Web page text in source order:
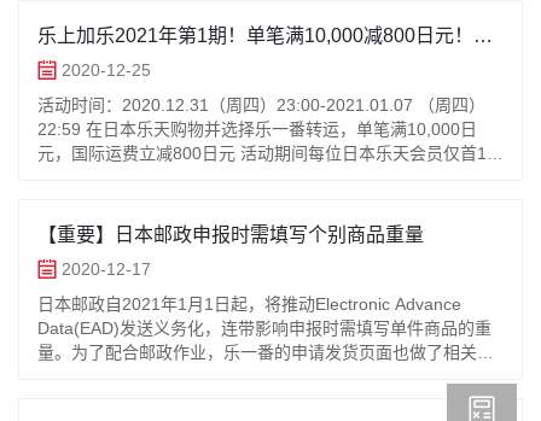
乐上加乐2021年第1期！单笔满10,000减800日元！每
账号最多15次！
2020-12-25
活动时间：2020.12.31（周四）23:00-2021.01.07 （周四）
22:59 在日本乐天购物并选择乐一番转运，单笔满10,000日
元，国际运费立减800日元 活动期间每位日本乐天会员仅首15
【重要】日本邮政申报时需填写个别商品重量
2020-12-17
日本邮政自2021年1月1日起，将推动Electronic Advance
Data(EAD)发送义务化，连带影响申报时需填写单件商品的重
量。为了配合邮政作业，乐一番的申请发货页面也做了相关更